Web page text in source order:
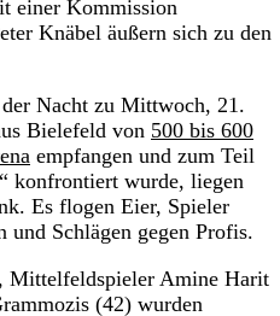
einer Kommission
Knäbel äußern sich zu den
Nacht zu Mittwoch, 21.
Bielefeld von 500 bis 600
empfangen und zum Teil
konfrontiert wurde, liegen
Es flogen Eier, Spieler
Schlägen gegen Profis.
Mittelfeldspieler Amine Harit
(42) wurden